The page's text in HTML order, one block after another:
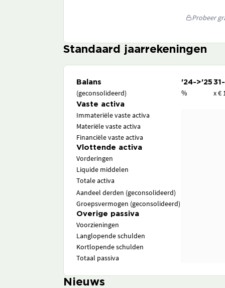
Probeer
Standaard jaarrekeningen
Balans '24->'25
(geconsolideerd) % x €
Vaste activa
Immateriële vaste activa
Materiële vaste activa
Financiële vaste activa
Vlottende activa
Vorderingen
Liquide middelen
Totale activa
Aandeel derden (geconsolideerd)
Groepsvermogen (geconsolideerd)
Overige passiva
Voorzieningen
Langlopende schulden
Kortlopende schulden
Totaal passiva
Nieuws